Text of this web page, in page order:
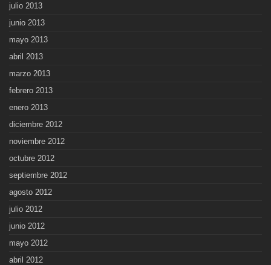
julio 2013
junio 2013
mayo 2013
abril 2013
marzo 2013
febrero 2013
enero 2013
diciembre 2012
noviembre 2012
octubre 2012
septiembre 2012
agosto 2012
julio 2012
junio 2012
mayo 2012
abril 2012